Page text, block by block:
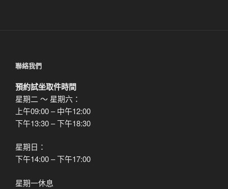
聯絡我們
預約試坐取件時間
星期二 ～ 星期六：
上午09:00 – 中午12:00
下午13:30 – 下午18:30
星期日：
下午14:00 – 下午17:00
星期一休息